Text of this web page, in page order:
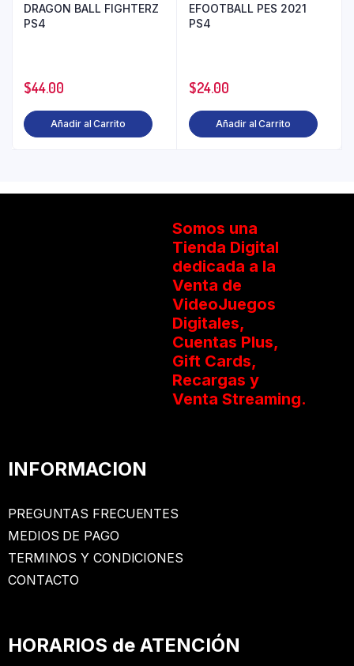
DRAGON BALL FIGHTERZ
PS4
$44.00
Añadir al Carrito
EFOOTBALL PES 2021
PS4
$24.00
Añadir al Carrito
Somos una
Tienda Digital
dedicada a la
Venta de
VideoJuegos
Digitales,
Cuentas Plus,
Gift Cards,
Recargas y
Venta Streaming.
INFORMACION
PREGUNTAS FRECUENTES
MEDIOS DE PAGO
TERMINOS Y CONDICIONES
CONTACTO
HORARIOS de ATENCIÓN